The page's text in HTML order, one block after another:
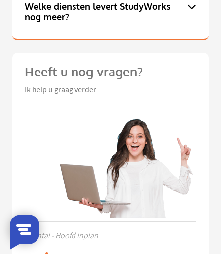
Welke diensten levert StudyWorks
nog meer?
Heeft u nog vragen?
Ik help u graag verder
Chantal - Hoofd Inplan